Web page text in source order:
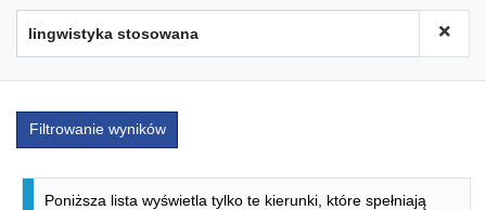
Filtrowanie wyników
Lista kierunków - spis według
Poniższa lista wyświetla tylko te kierunki, które spełniają